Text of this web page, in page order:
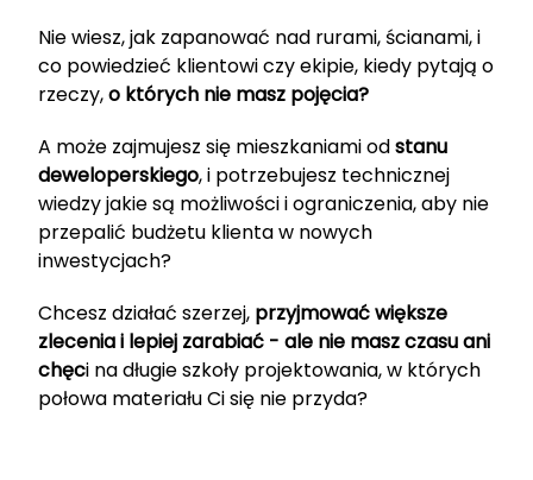
Nie wiesz, jak zapanować nad rurami, ścianami, i
co powiedzieć klientowi czy ekipie, kiedy pytają o
rzeczy,o których nie masz pojęcia?
A może zajmujesz się mieszkaniami odstanu
deweloperskiego, i potrzebujesz technicznej
wiedzy jakie są możliwości i ograniczenia, aby nie
przepalić budżetu klienta w nowych
inwestycjach?
Chcesz działać szerzej, przyjmować większe
zlecenia i lepiej zarabiać - ale nie masz czasu ani
chęci na długie szkoły projektowania, w których
połowa materiału Ci się nie przyda?